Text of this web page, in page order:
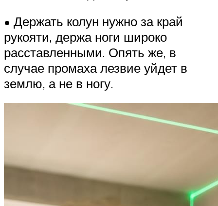
• Держать колун нужно за край
рукояти, держа ноги широко
расставленными. Опять же, в
случае промаха лезвие уйдет в
землю, а не в ногу.